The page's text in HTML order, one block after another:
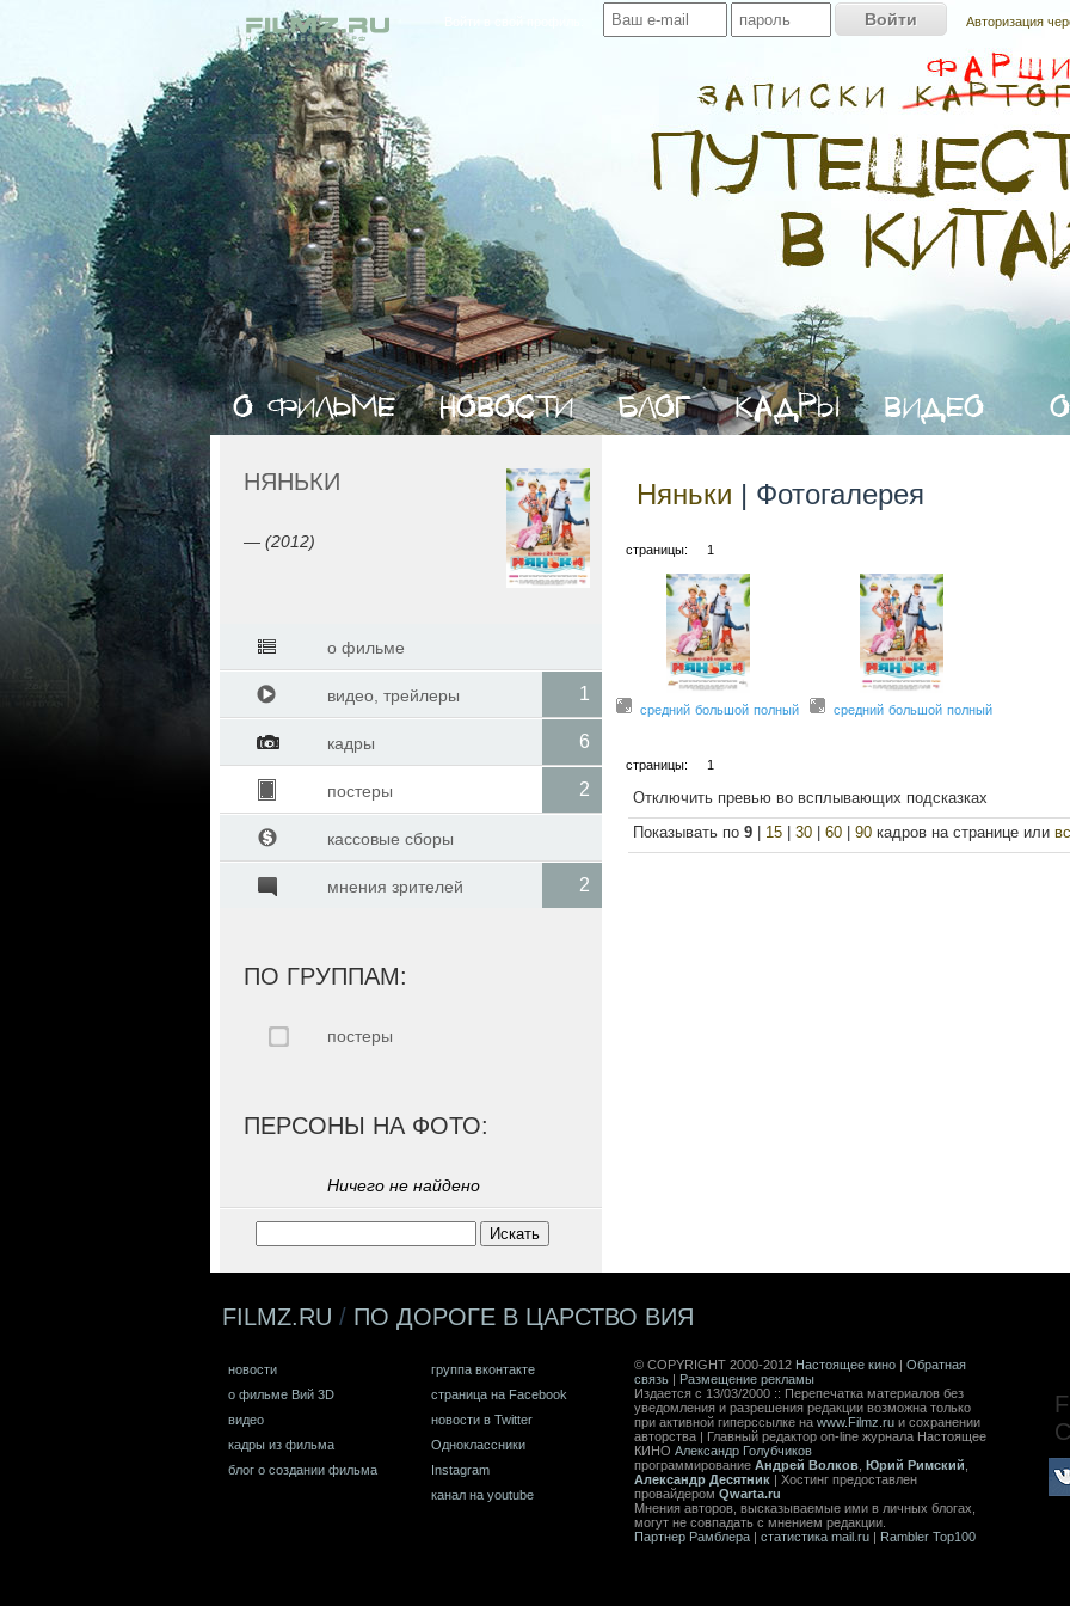
Авторизация
Няньки | Фотогалерея
страницы: 1
средний большой полный средний большой полный
страницы: 1
Отключить превью во всплывающих подсказках
Показывать по 9 15 30 60 90 кадров на странице или
НЯНЬКИ
— (2012)
о фильме
1
видео, трейлеры
6
кадры
2
постеры
кассовые сборы
2
мнения зрителей
ПО ГРУППАМ:
постеры
ПЕРСОНЫ НА ФОТО:
Ничего не найдено
FILMZ.RU / ПО ДОРОГЕ В ЦАРСТВО ВИЯ
новости
о фильме Вий 3D
видео
кадры из фильма
блог о создании фильма
группа вконтакте
страница на Facebook
новости в Twitter
Одноклассники
Instagram
канал на youtube
© COPYRIGHT 2000-2012 Настоящее кино | Обратная
связь | Размещение рекламы
Издается с 13/03/2000 :: Перепечатка материалов без
уведомления и разрешения редакции возможна только
при активной гиперссылке на www.Filmz.ru и сохранении
авторства | Главный редактор on-line журнала Настоящее
КИНО Александр Голубчиков
программирование Андрей Волков Юрий Римский
Александр Десятник | Хостинг предоставлен
провайдером Qwarta.ru
Мнения авторов, высказываемые ими в личных блогах,
могут не совпадать с мнением редакции.
Партнер Рамблера | статистика mail.ru | Rambler Top100